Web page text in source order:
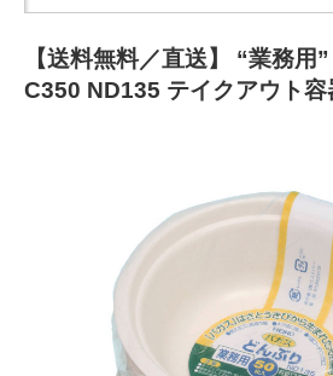
【送料無料／直送】 “業務用
C350 ND135 テイクアウト容